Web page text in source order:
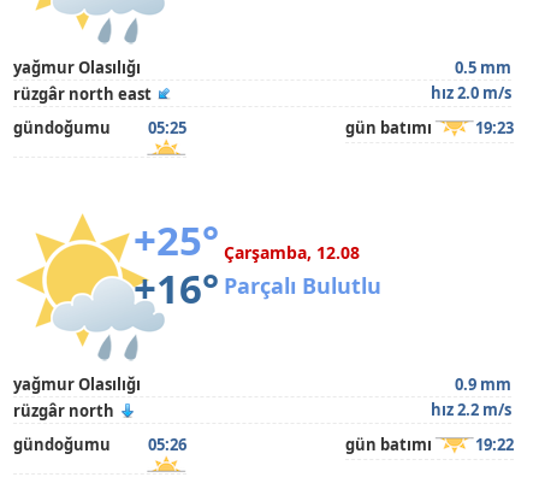
yağmur Olasılığı
0.5 mm
rüzgâr north east
hız 2.0 m/s
gündoğumu
05:25 gün batımı 19:23
+25°
+16°
Çarşamba, 12.08
Parçalı Bulutlu
yağmur Olasılığı
0.9 mm
rüzgâr north
hız 2.2 m/s
gündoğumu
05:26 gün batımı 19:22